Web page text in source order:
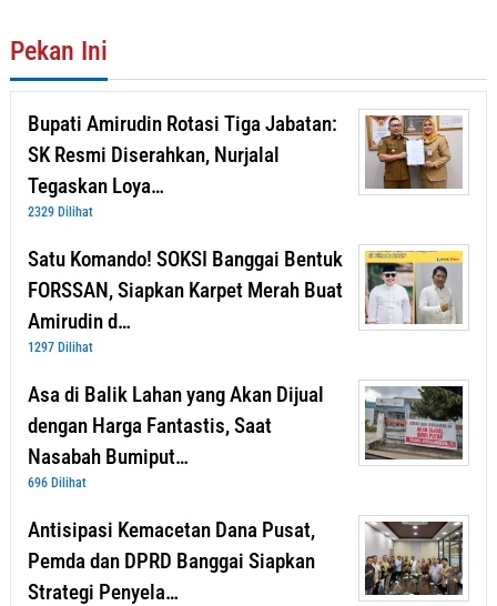
Pekan Ini
Bupati Amirudin Rotasi Tiga Jabatan:
SK Resmi Diserahkan, Nurjalal
Tegaskan Loya…
2329 Dilihat
Satu Komando! SOKSI Banggai Bentuk
FORSSAN, Siapkan Karpet Merah Buat
Amirudin d…
1297 Dilihat
Asa di Balik Lahan yang Akan Dijual
dengan Harga Fantastis, Saat
Nasabah Bumiput…
696 Dilihat
Antisipasi Kemacetan Dana Pusat,
Pemda dan DPRD Banggai Siapkan
Strategi Penyela…